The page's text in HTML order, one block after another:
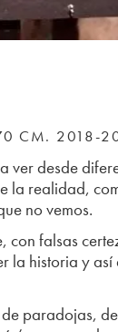
CM. 2018-
desde
la realidad,
no vemos.
falsas
historia y
de paradojas,